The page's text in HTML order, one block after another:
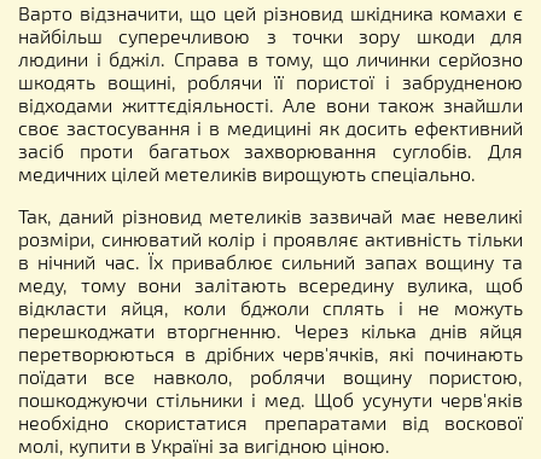
Варто відзначити, що цей різновид шкідника комахи є
найбільш суперечливою з точки зору шкоди для
людини і бджіл. Справа в тому, що личинки серйозно
шкодять вощині, роблячи її пористої і забрудненою
відходами життєдіяльності. Але вони також знайшли
своє застосування і в медицині як досить ефективний
засіб проти багатьох захворювання суглобів. Для
медичних цілей метеликів вирощують спеціально.
Так, даний різновид метеликів зазвичай має невеликі
розміри, синюватий колір і проявляє активність тільки
в нічний час. Їх приваблює сильний запах вощину та
меду, тому вони залітають всередину вулика, щоб
відкласти яйця, коли бджоли сплять і не можуть
перешкоджати вторгненню. Через кілька днів яйця
перетворюються в дрібних черв'ячків, які починають
поїдати все навколо, роблячи вощину пористою,
пошкоджуючи стільники і мед. Щоб усунути черв'яків
необхідно скористатися препаратами від воскової
молі, купити в Україні за вигідною ціною.